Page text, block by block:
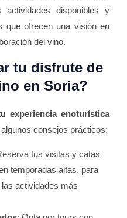
actividades disponibles y
que ofrecen una visión en
del vino.
tu disfrute de
en Soria?
experiencia enoturística
consejos prácticos:
tus visitas y catas
temporadas altas, para
actividades más